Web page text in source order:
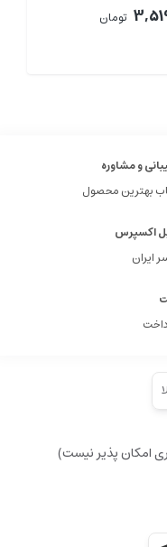
تومان
و مشاوره
بهترین محصول
اکسپرس
ایران